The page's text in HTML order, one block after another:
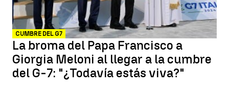
CUMBRE DEL G7
La broma del Papa Francisco a
Giorgia Meloni al llegar a la cumbre
del G-7: "¿Todavía estás viva?"